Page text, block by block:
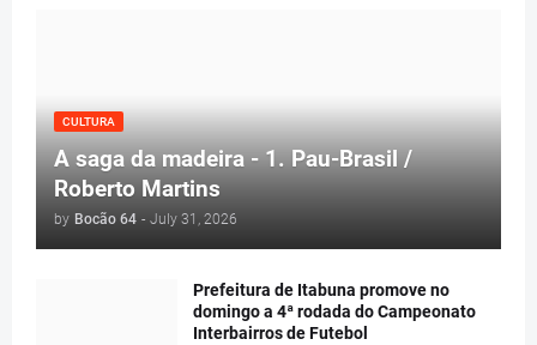
CULTURA
A saga da madeira - 1. Pau-Brasil /
Roberto Martins
by Bocão 64 - July 31, 2026
Prefeitura de Itabuna promove no
domingo a 4ª rodada do Campeonato
Interbairros de Futebol